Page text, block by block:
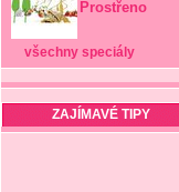
Prostřeno
všechny speciály
ZAJÍMAVÉ TIPY